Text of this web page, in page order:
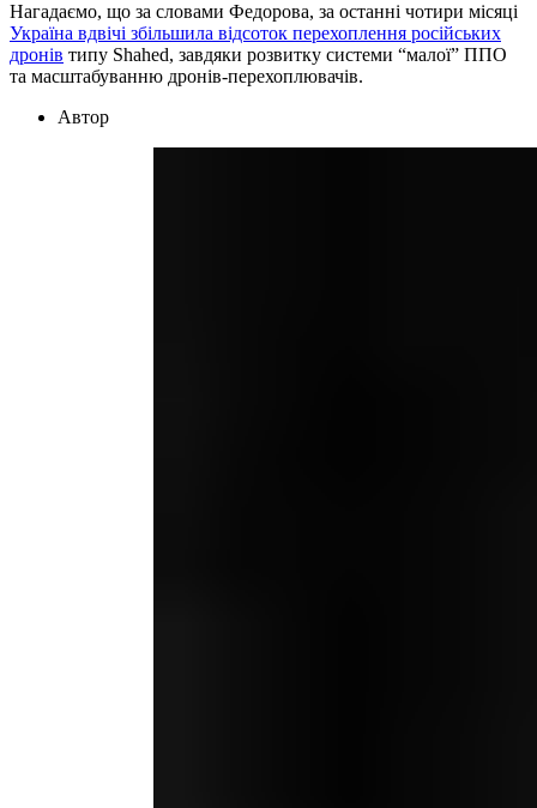
Нагадаємо, що за словами Федорова, за останні чотири місяці
Україна вдвічі збільшила відсоток перехоплення російських
дронів типу Shahed, завдяки розвитку системи “малої” ППО
та масштабуванню дронів-перехоплювачів.
Автор